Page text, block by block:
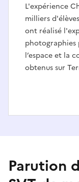
L'expérience
milliers
ont réalisé
photographies
l’espace et la
obtenus sur
Parution